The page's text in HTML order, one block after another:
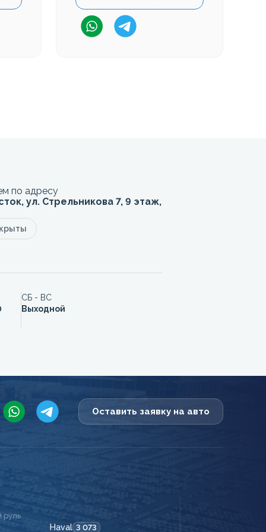
по адресу
ул. Стрельникова 7, 9 этаж,
СБ - ВС
Выходной
Оставить заявку на авто
руль
Haval 3 073